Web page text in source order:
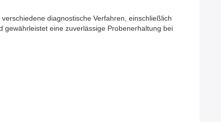
diagnostische Verfahren, einschließlich
gewährleistet eine zuverlässige Probenerhaltung bei